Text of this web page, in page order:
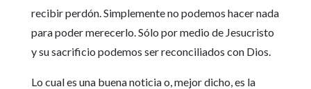
recibir perdón. Simplemente no podemos hacer nada
para poder merecerlo. Sólo por medio de Jesucristo
y su sacrificio podemos ser reconciliados con Dios.
Lo cual es una buena noticia o, mejor dicho, es la